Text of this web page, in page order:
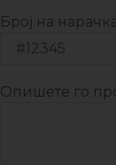
Број на
Опишете го